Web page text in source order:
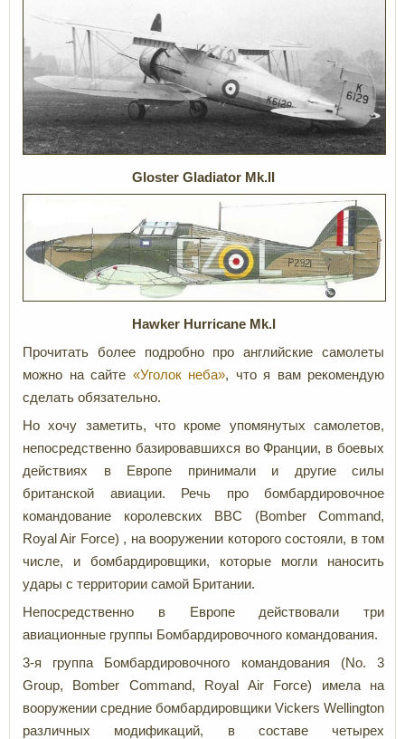
Gloster Gladiator Mk.II
Hawker Hurricane Mk.I
Прочитать более подробно про английские самолеты
можно на сайте «Уголок неба», что я вам рекомендую
сделать обязательно.
Но хочу заметить, что кроме упомянутых самолетов,
непосредственно базировавшихся во Франции, в боевых
действиях в Европе принимали и другие силы
британской авиации. Речь про бомбардировочное
командование королевских ВВС (Bomber Command,
Royal Air Force) , на вооружении которого состояли, в том
числе, и бомбардировщики, которые могли наносить
удары с территории самой Британии.
Непосредственно в Европе действовали три
авиационные группы Бомбардировочного командования.
3-я группа Бомбардировочного командования (No. 3
Group, Bomber Command, Royal Air Force) имела на
вооружении средние бомбардировщики Vickers Wellington
различных модификаций, в составе четырех